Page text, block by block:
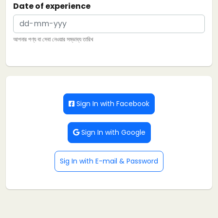
Date of experience
আপনার পণ্য বা সেবা নেওয়ার সম্ভাব্য তারিখ
Sign In with Facebook
Sign In with Google
Sig In with E-mail & Password